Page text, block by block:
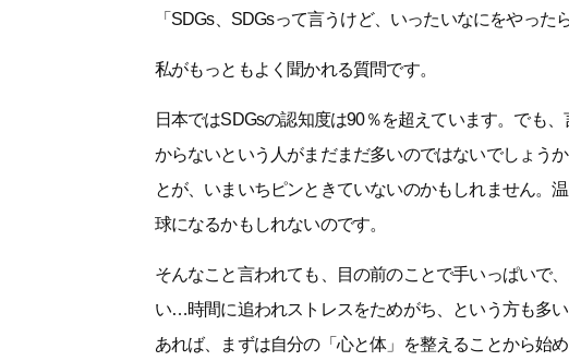
「SDGs、SDGsって言うけど、いったいなにをやった
私がもっともよく聞かれる質問です。
日本ではSDGsの認知度は90％を超えています。でも
からないという人がまだまだ多いのではないでしょう
とが、いまいちピンときていないのかもしれません。
球になるかもしれないのです。
そんなこと言われても、目の前のことで手いっぱいで
い…時間に追われストレスをためがち、という方も多
あれば、まずは自分の「心と体」を整えることから始